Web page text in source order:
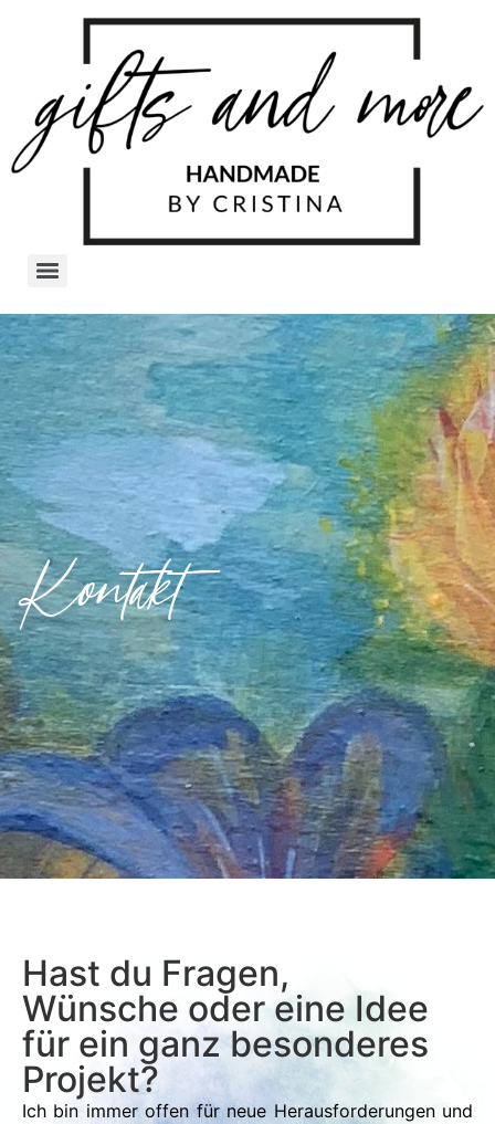
Kontakt
Hast du Fragen,
Wünsche oder eine Idee
für ein ganz besonderes
Projekt?
Ich bin immer offen für neue Herausforderungen und